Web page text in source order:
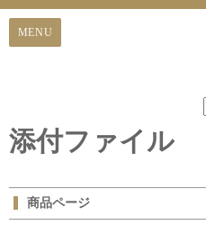
添付ファイル
商品ページ